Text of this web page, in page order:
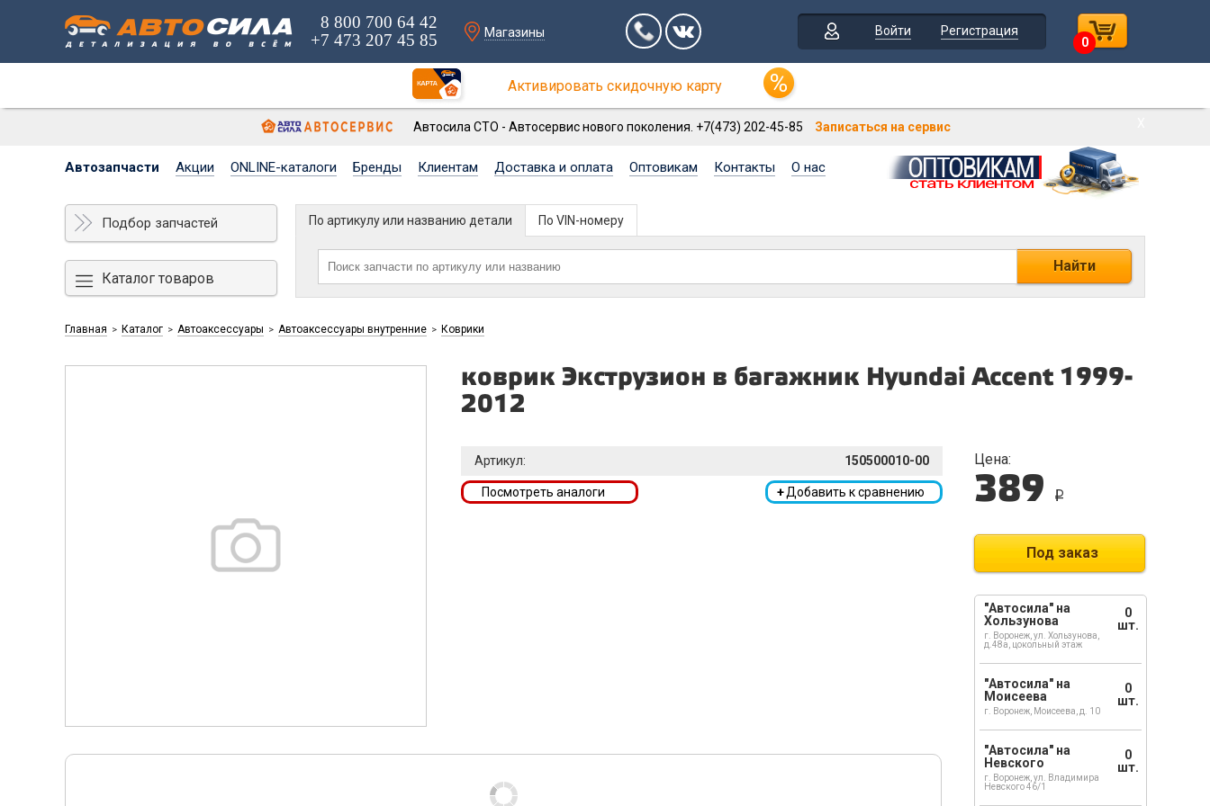
8 800 700 64 42
+7 473 207 45 85
Магазины Войти
Регистрация
0
Активировать скидочную карту
Автосила СТО - Автосервис нового поколения. +7(473) 202-45-85 Записаться на сервис
Автозапчасти Акции ONLINE-каталоги Бренды Клиентам Доставка и оплата Оптовикам Контакты О нас
Подбор запчастей
Каталог товаров
По артикулу или названию детали
Найти
По VIN-номеру
Главная > Каталог > Автоаксессуары > Автоаксессуары внутренние > Коврики
коврик Экструзион в багажник Hyundai Accent 1999-
2012
Артикул: 150500010-00
+Добавить к сравнению
Посмотреть аналоги
Цена:
389 i
Под заказ
"Автосила" на
Хользунова
г. Воронеж, ул. Хользунова,
д.48а, цокольный этаж
0
шт.
"Автосила" на
Моисеева
г. Воронеж, Моисеева, д. 10
0
шт.
"Автосила" на
Невского
г. Воронеж, ул. Владимира
Невского 46/1
0
шт.